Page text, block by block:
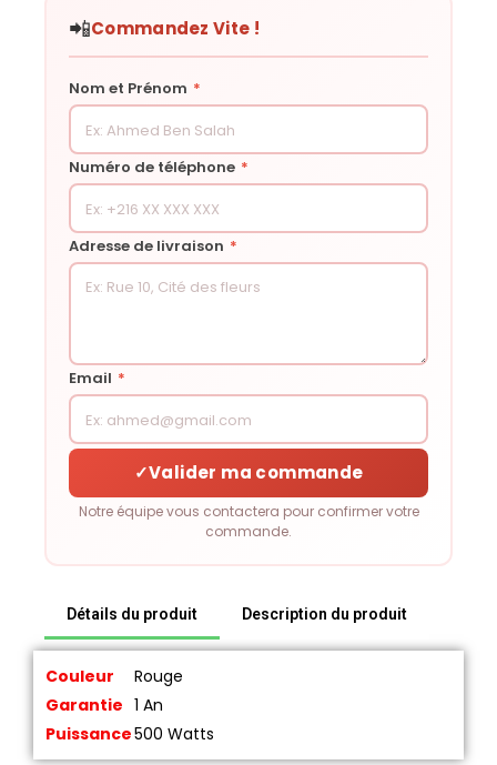
📲Commandez Vite !
Nom et Prénom *
Numéro de téléphone *
Adresse de livraison *
Email *
✓Valider ma commande
Notre équipe vous contactera pour confirmer votre
commande.
Détails du produit Description du produit
Couleur
Rouge
Garantie 1 An
Puissance500 Watts